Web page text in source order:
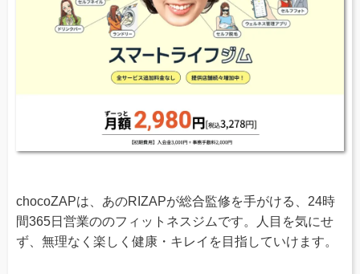
chocoZAPは、あのRIZAPが総合監修を手がける、24時
間365日営業ののフィットネスジムです。人目を気にせ
ず、無理なく楽しく健康・キレイを目指していけます。